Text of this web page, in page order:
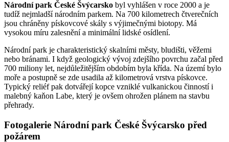
Národní park České Švýcarsko byl vyhlášen v roce 2000 a je
tudíž nejmladší národním parkem. Na 700 kilometrech čtverečních
jsou chráněny pískovcové skály s výjimečnými biotopy. Má
vysokou míru zalesnění a minimální lidské osídlení.
Národní park je charakteristický skalními městy, bludišti, věžemi
nebo bránami. I když geologický vývoj zdejšího povrchu začal před
700 miliony let, nejdůležitějším obdobím byla křída. Na území bylo
moře a postupně se zde usadila až kilometrová vrstva pískovce.
Typický reliéf pak dotvářejí kopce vzniklé vulkanickou činností i
malebný kaňon Labe, který je ovšem ohrožen plánem na stavbu
přehrady.
Fotogalerie Národní park České Švýcarsko před
požárem